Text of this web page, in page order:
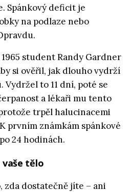
Spánkový deficit je
na podlaze nebo
student Randy Gardner
si ověřil, jak dlouho vydrží
Vydržel to 11 dní, poté se
a lékaři mu tento
trpěl halucinacemi
prvním známkám spánkové
24 hodinách.
vaše tělo
zda dostatečně jíte – ani